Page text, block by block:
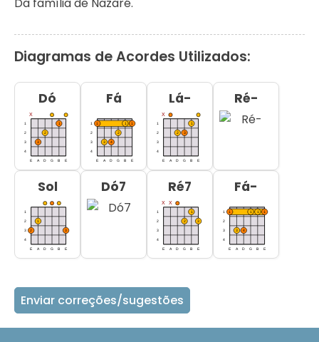
Diagramas de Acordes Utilizados:
Dó Fá Lá- Ré-
Sol Dó7 Ré7 Fá-
Enviar correções/sugestões